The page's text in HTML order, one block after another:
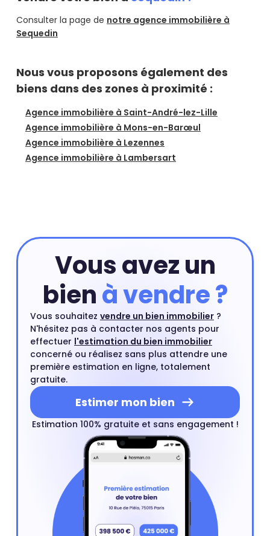
Consulter la page de notre agence immobilière à
Sequedin
Nous vous proposons également des
biens dans des zones à proximité :
Agence immobilière à Saint-André-lez-Lille
Agence immobilière à Mons-en-Barœul
Agence immobilière à Lezennes
Agence immobilière à Lambersart
Vous avez un
bienà vendre ?
Vous souhaitez vendre un bien immobilier ?
N'hésitez pas à contacter nos agents pour
effectuer l'estimation du bien immobilier
concerné ou réalisez sans plus attendre une
première estimation en ligne, totalement
gratuite.
Estimer mon bien
Estimation 100% gratuite et sans engagement !